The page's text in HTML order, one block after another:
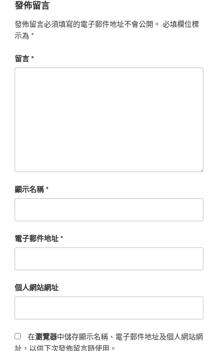
發佈留言
發佈留言必須填寫的電子郵件地址不會公開。 必填欄位標
示為 *
留言*
顯示名稱*
電子郵件地址*
個人網站網址
在瀏覽器中儲存顯示名稱、電子郵件地址及個人網站網
址，以供下次發佈留言時使用。